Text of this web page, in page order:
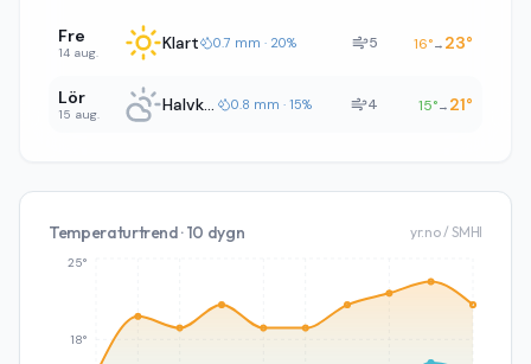
Fre
14 aug. Klart 0.7 mm · 20% 5 16°→ 23°
Lör
15 aug. Halvklart 0.8 mm · 15% 4 15°→ 21°
Temperaturtrend · 10 dygn yr.no / SMHI
18°
25°